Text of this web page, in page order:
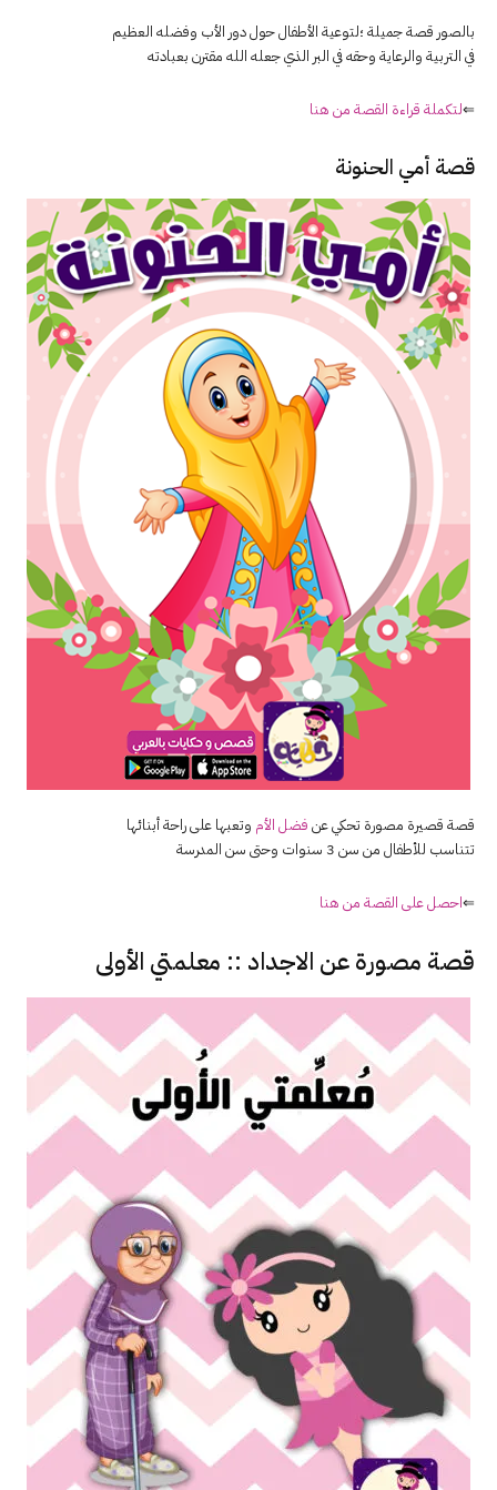
بالصور قصة جميلة ؛لتوعية الأطفال حول دور الأب وفضله العظيم
في التربية والرعاية وحقه في البر الذي جعله الله مقترن بعبادته
⇐لتكملة قراءة القصة من هنا
قصة أمي الحنونة
قصة قصيرة مصورة تحكي عن فضل الأم وتعبها على راحة أبنائها
تتناسب للأطفال من سن 3 سنوات وحتى سن المدرسة
⇐احصل على القصة من هنا
قصة مصورة عن الاجداد :: معلمتي الأولى